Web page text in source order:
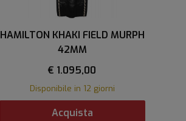
HAMILTON KHAKI FIELD MURPH
42MM
€ 1.095,00
Disponibile in 12 giorni
Acquista